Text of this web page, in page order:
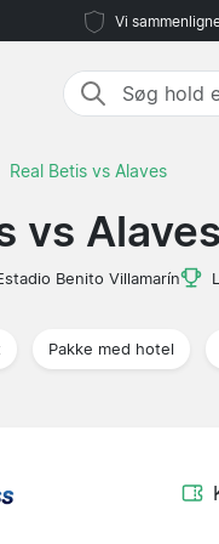
Vi
Real Betis vs Alaves
vs
Benito Villamarín
Pakke med hotel